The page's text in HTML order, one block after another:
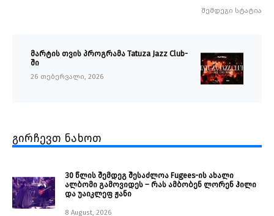
შემდეგი სტატია
მარტის თვის პროგრამა Tatuza Jazz Club-
ში
26 თებერვალი, 2026
გირჩევთ ნახოთ
30 წლის შემდეგ შესაძლოა Fugees-ის ახალი
ალბომი გამოვიდეს – რას ამბობენ ლორენ ჰილი
და უაიკლეფ ჟანი
8 August, 2026